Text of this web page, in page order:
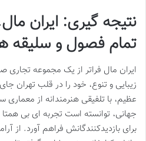
نتیجه گیری: ایران
تمام فصول و سلیقه
ایران مال فراتر از یک مجموعه تجاری
زیبایی و تنوع، خود را در قلب تهران
عظیم، با تلفیقی هنرمندانه از معماری
جهانی، توانسته است تجربه ای بی همتا
برای بازدیدکنندگانش فراهم آورد. از